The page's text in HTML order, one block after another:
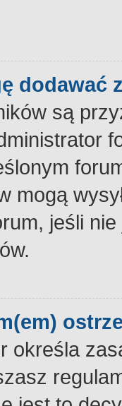
dodawać
są
mogą
jeśli
określa